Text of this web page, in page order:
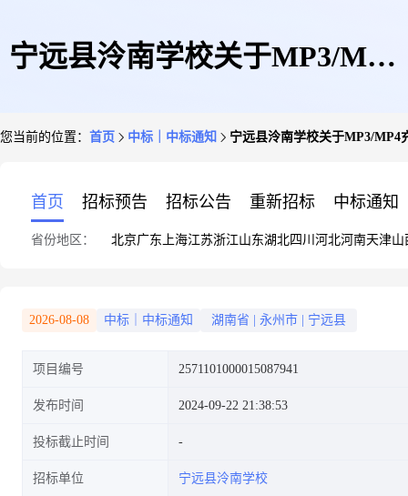
宁远县泠南学校关于MP3/MP4
您当前的位置： 首页 中标｜中标通知 宁远县泠南学校关于MP3/MP4
首页 招标预告 招标公告 重新招标 中标通知
省份地区： 北京广东 上海江苏浙江山东湖北四川 河北河南天津山
2026-08-08 中标｜中标通知 湖南省 永州市 宁远县
项目编号 2571101000015087941
发布时间 2024-09-22 21:38:53
投标截止时间
招标单位 宁远县泠南学校